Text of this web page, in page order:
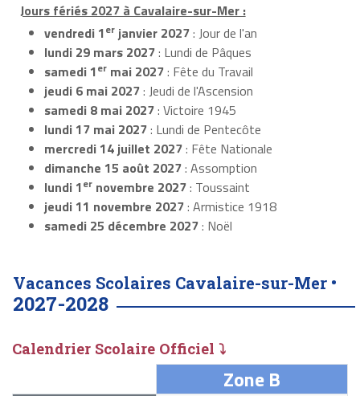
Jours fériés 2027 à Cavalaire-sur-Mer :
vendredi 1er janvier 2027: Jour de l'an
lundi 29 mars 2027: Lundi de Pâques
samedi 1er mai 2027: Fête du Travail
jeudi 6 mai 2027: Jeudi de l'Ascension
samedi 8 mai 2027: Victoire 1945
lundi 17 mai 2027: Lundi de Pentecôte
mercredi 14 juillet 2027: Fête Nationale
dimanche 15 août 2027: Assomption
lundi 1er novembre 2027: Toussaint
jeudi 11 novembre 2027: Armistice 1918
samedi 25 décembre 2027: Noël
Vacances Scolaires Cavalaire-sur-Mer •
2027-2028
Calendrier Scolaire Officiel ⤵
Zone B